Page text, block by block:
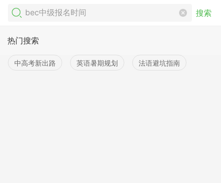
搜索
热门搜索
中高考新出路 英语暑期规划 法语避坑指南